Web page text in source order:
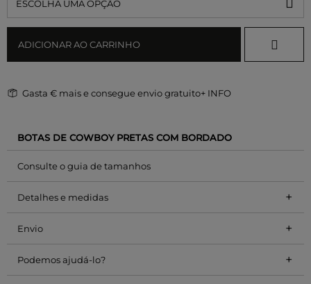
ESCOLHA UMA OPÇÃO
ADICIONAR AO CARRINHO
Gasta € mais e consegue envio gratuito+ INFO
BOTAS DE COWBOY PRETAS COM BORDADO
Consulte o guia de tamanhos
Detalhes e medidas +
Envio +
Podemos ajudá-lo? +